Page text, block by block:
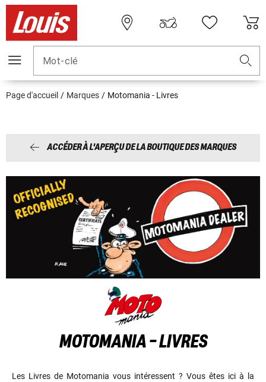
Mot-clé
Page d'accueil Marques Motomania - Livres
ACCÉDER À L'APERÇU DE LA BOUTIQUE DES MARQUES
MOTOMANIA - LIVRES
Les Livres de Motomania vous intéressent ? Vous êtes ici à la